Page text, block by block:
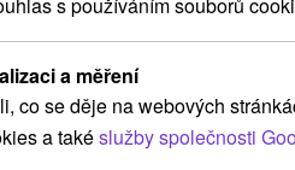
Výnimočné
Západných Tatier,
a měření
co se děje na webových
a takéslužby společnosti